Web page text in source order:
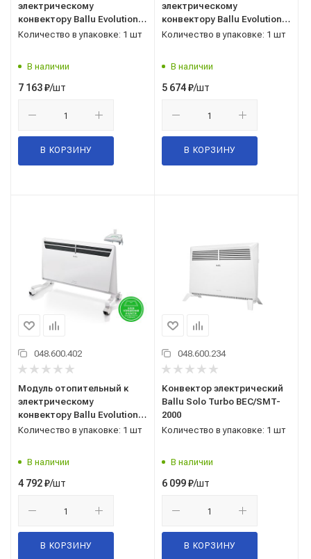
электрическому
конвектору Ballu Evolution
Transformer BEC/EVU-2500
Количество в упаковке: 1 шт
В наличии
7 163₽/шт
В КОРЗИНУ
электрическому
конвектору Ballu Evolution
Transformer BEC/EVU-2000
Количество в упаковке: 1 шт
В наличии
5 674₽/шт
В КОРЗИНУ
048.600.402
Модуль отопительный к
электрическому
конвектору Ballu Evolution
Transformer BEC/EVU-1500
Количество в упаковке: 1 шт
В наличии
4 792₽/шт
В КОРЗИНУ
048.600.234
Конвектор электрический
Ballu Solo Turbo BEC/SMT-
2000
Количество в упаковке: 1 шт
В наличии
6 099₽/шт
В КОРЗИНУ